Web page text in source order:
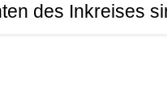
des Inkreises